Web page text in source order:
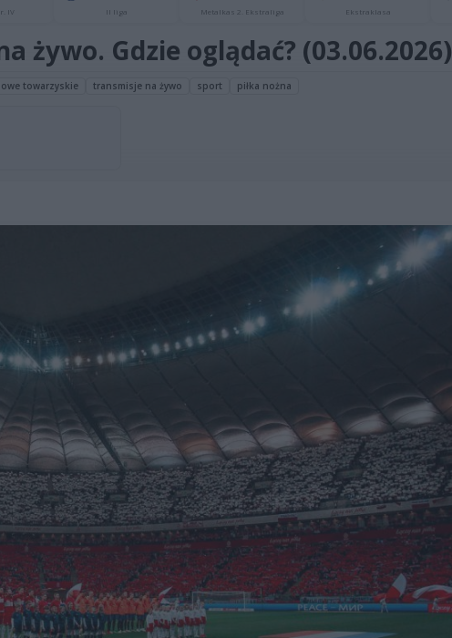
IV II liga Metalkas 2. Ekstraliga Ekstraklasa
żywo. Gdzie oglądać? (03.06.2026)
towarzyskie transmisje na żywo sport piłka nożna